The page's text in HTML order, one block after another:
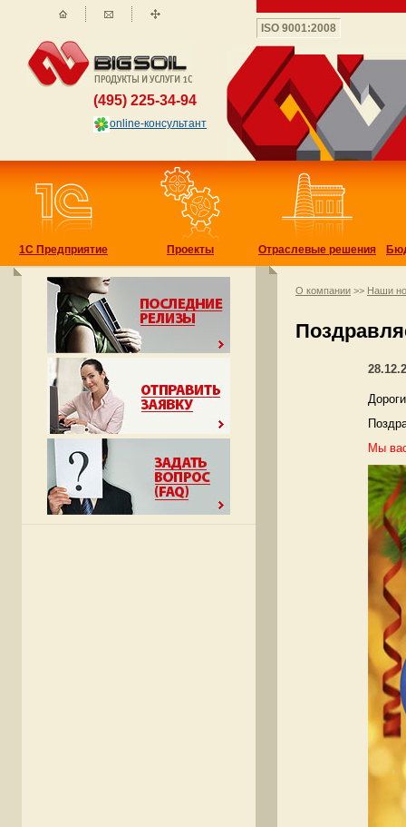
1С Предприятие Проекты Отраслевые решения
О компании >> Наши
Мы
(495) 225-34-94
online-консультант
ISO 9001:2008